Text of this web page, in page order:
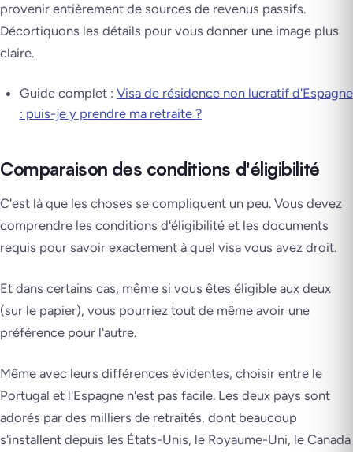
provenir entièrement de sources de revenus passifs.
Décortiquons les détails pour vous donner une image plus
claire.
Guide complet : Visa de résidence non lucratif d'Espagne
: puis-je y prendre ma retraite ?
Comparaison des conditions d'éligibilité
C'est là que les choses se compliquent un peu. Vous devez
comprendre les conditions d'éligibilité et les documents
requis pour savoir exactement à quel visa vous avez droit.
Et dans certains cas, même si vous êtes éligible aux deux
(sur le papier), vous pourriez tout de même avoir une
préférence pour l'autre.
Même avec leurs différences évidentes, choisir entre le
Portugal et l'Espagne n'est pas facile. Les deux pays sont
adorés par des milliers de retraités, dont beaucoup
s'installent depuis les États-Unis, le Royaume-Uni, le Canada